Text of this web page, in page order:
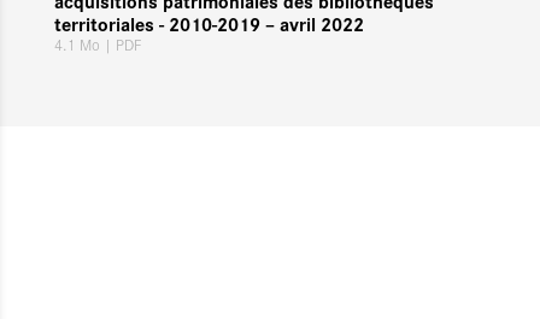
territoriales - 2010-2019 – avril 2022
4.1 Mo | PDF